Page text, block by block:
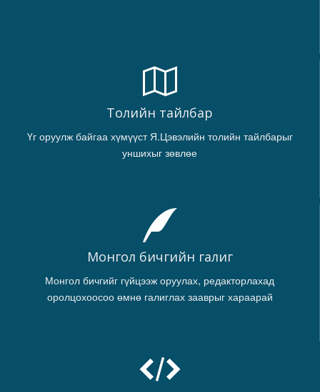
Толийн тайлбар
Үг оруулж байгаа хүмүүст Я.Цэвэлийн толийн тайлбарыг
уншихыг зөвлөе
Монгол бичгийн галиг
Монгол бичгийг гүйцээж оруулах, редакторлахад
оролцохоосоо өмнө галиглах зааврыг хараарай